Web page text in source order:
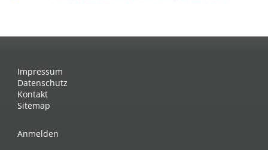
Impressum
Datenschutz
Kontakt
Sitemap
Anmelden